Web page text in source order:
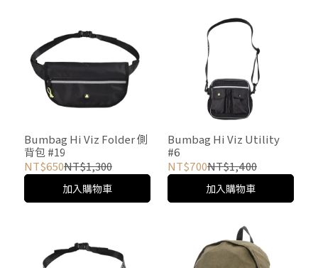
Bumbag Hi Viz Folder 側
背包 #19
NT$650NT$1,300
加入購物車
Bumbag Hi Viz Utility
#6
NT$700NT$1,400
加入購物車